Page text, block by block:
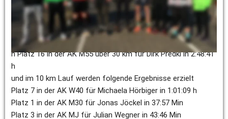
Platz 2 Gesamt im Marathon für Sven Höller in 2:56:33 h
Platz 1 in der AK W35 über 30 km für Lisa Luft in 2:34:25 h
Platz 2 in der AK HK M über 30 km für Joey Dohle in 2:13:01 h
Platz 4 in der AK M35 über 30 km für Marco  Dohle in 2:13:01
h Platz 16 in der AK M55 über 30 km für Dirk Predki in 2:48:41
h
und im 10 km Lauf werden folgende Ergebnisse erzielt
Platz 7 in der AK W40 für Michaela Hörbiger in 1:01:09 h
Platz 1 in der AK M30 für Jonas Jöckel in 37:57 Min
Platz 3 in der AK MJ für Julian Wegner in 43:46 Min